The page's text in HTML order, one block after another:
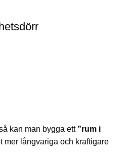
kan man bygga ett ”rum i
mer långvariga och kraftigare